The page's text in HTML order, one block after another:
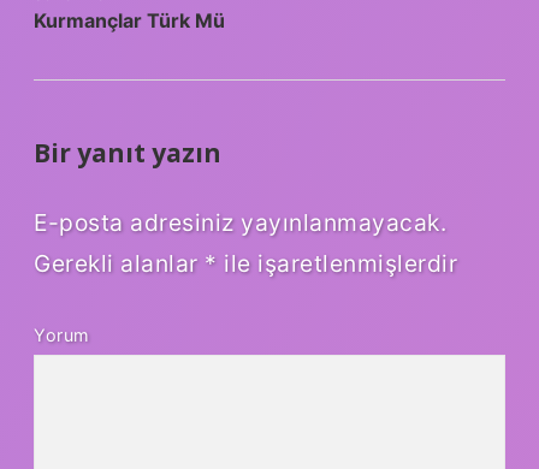
Kurmançlar Türk Mü
Bir yanıt yazın
E-posta adresiniz yayınlanmayacak.
Gerekli alanlar * ile işaretlenmişlerdir
Yorum